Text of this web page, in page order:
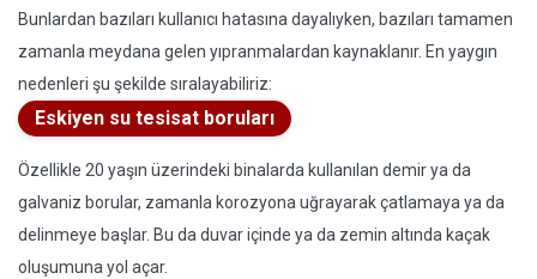
Bunlardan bazıları kullanıcı hatasına dayalıyken, bazıları tamamen
zamanla meydana gelen yıpranmalardan kaynaklanır. En yaygın
nedenleri şu şekilde sıralayabiliriz:
Eskiyen su tesisat boruları
Özellikle 20 yaşın üzerindeki binalarda kullanılan demir ya da
galvaniz borular, zamanla korozyona uğrayarak çatlamaya ya da
delinmeye başlar. Bu da duvar içinde ya da zemin altında kaçak
oluşumuna yol açar.